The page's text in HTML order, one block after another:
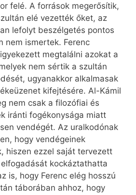
felé. A források megerősítik,
elé vezették őket, az
lefolyt beszélgetés pontos
nem ismertek. Ferenc
megtalálni azokat a
nem sértik a szultán
ugyanakkor alkalmasak
kifejtésére. Al-Kámil
nem csak a filozófiai és
iránti fogékonysága miatt
vendégét. Az uralkodónak
hogy vendégeinek
hiszen ezzel saját tervezett
kockáztathatta
is, hogy Ferenc elég hosszú
táborában ahhoz, hogy